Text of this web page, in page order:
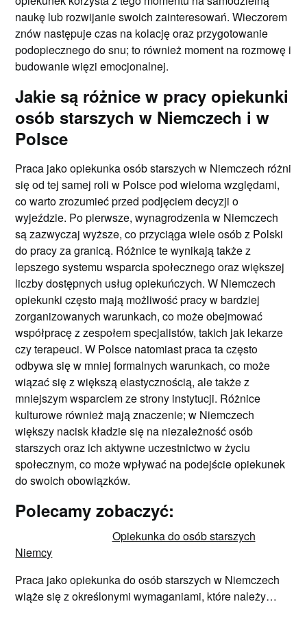
naukę lub rozwijanie swoich zainteresowań. Wieczorem
znów następuje czas na kolację oraz przygotowanie
podopiecznego do snu; to również moment na rozmowę i
budowanie więzi emocjonalnej.
Jakie są różnice w pracy opiekunki
osób starszych w Niemczech i w
Polsce
Praca jako opiekunka osób starszych w Niemczech różni
się od tej samej roli w Polsce pod wieloma względami,
co warto zrozumieć przed podjęciem decyzji o
wyjeździe. Po pierwsze, wynagrodzenia w Niemczech
są zazwyczaj wyższe, co przyciąga wiele osób z Polski
do pracy za granicą. Różnice te wynikają także z
lepszego systemu wsparcia społecznego oraz większej
liczby dostępnych usług opiekuńczych. W Niemczech
opiekunki często mają możliwość pracy w bardziej
zorganizowanych warunkach, co może obejmować
współpracę z zespołem specjalistów, takich jak lekarze
czy terapeuci. W Polsce natomiast praca ta często
odbywa się w mniej formalnych warunkach, co może
wiązać się z większą elastycznością, ale także z
mniejszym wsparciem ze strony instytucji. Różnice
kulturowe również mają znaczenie; w Niemczech
większy nacisk kładzie się na niezależność osób
starszych oraz ich aktywne uczestnictwo w życiu
społecznym, co może wpływać na podejście opiekunek
do swoich obowiązków.
Polecamy zobaczyć:
Opiekunka do osób starszych
Niemcy
Praca jako opiekunka do osób starszych w Niemczech
wiąże się z określonymi wymaganiami, które należy…